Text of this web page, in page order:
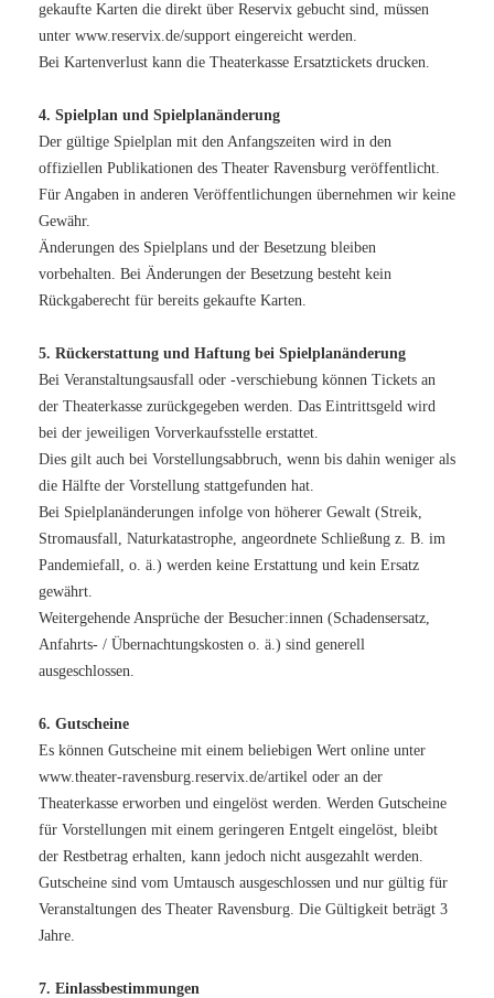
gekaufte Karten die direkt über Reservix gebucht sind, müssen
unter www.reservix.de/support eingereicht werden.
Bei Kartenverlust kann die Theaterkasse Ersatztickets drucken.
4. Spielplan und Spielplanänderung
Der gültige Spielplan mit den Anfangszeiten wird in den
offiziellen Publikationen des Theater Ravensburg veröffentlicht.
Für Angaben in anderen Veröffentlichungen übernehmen wir keine
Gewähr.
Änderungen des Spielplans und der Besetzung bleiben
vorbehalten. Bei Änderungen der Besetzung besteht kein
Rückgaberecht für bereits gekaufte Karten.
5. Rückerstattung und Haftung bei Spielplanänderung
Bei Veranstaltungsausfall oder -verschiebung können Tickets an
der Theaterkasse zurückgegeben werden. Das Eintrittsgeld wird
bei der jeweiligen Vorverkaufsstelle erstattet.
Dies gilt auch bei Vorstellungsabbruch, wenn bis dahin weniger als
die Hälfte der Vorstellung stattgefunden hat.
Bei Spielplanänderungen infolge von höherer Gewalt (Streik,
Stromausfall, Naturkatastrophe, angeordnete Schließung z. B. im
Pandemiefall, o. ä.) werden keine Erstattung und kein Ersatz
gewährt.
Weitergehende Ansprüche der Besucher:innen (Schadensersatz,
Anfahrts- / Übernachtungskosten o. ä.) sind generell
ausgeschlossen.
6. Gutscheine
Es können Gutscheine mit einem beliebigen Wert online unter
www.theater-ravensburg.reservix.de/artikel oder an der
Theaterkasse erworben und eingelöst werden. Werden Gutscheine
für Vorstellungen mit einem geringeren Entgelt eingelöst, bleibt
der Restbetrag erhalten, kann jedoch nicht ausgezahlt werden.
Gutscheine sind vom Umtausch ausgeschlossen und nur gültig für
Veranstaltungen des Theater Ravensburg. Die Gültigkeit beträgt 3
Jahre.
7. Einlassbestimmungen